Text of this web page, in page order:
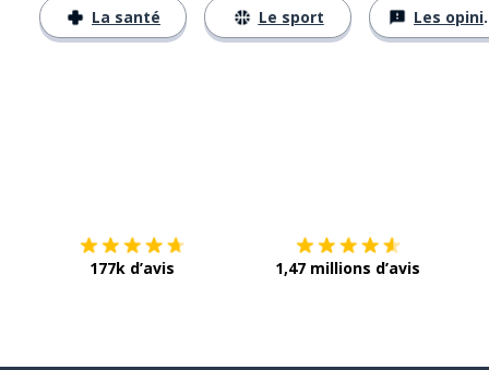
La santé Le sport Les opinions
177k d’avis 1,47 millions d’avis